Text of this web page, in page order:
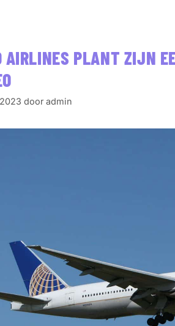
AIRLINES PLANT ZIJN
door admin